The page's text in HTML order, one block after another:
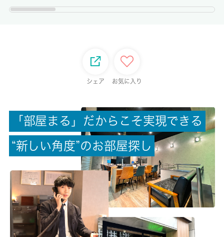
駐車場/料金
無/-
無/-
保険名/保険期間
シェア お気に入り
「 部屋 ま る 」 だ か ら こ そ実現で き る
“新 し い角 度”のお部屋探 し